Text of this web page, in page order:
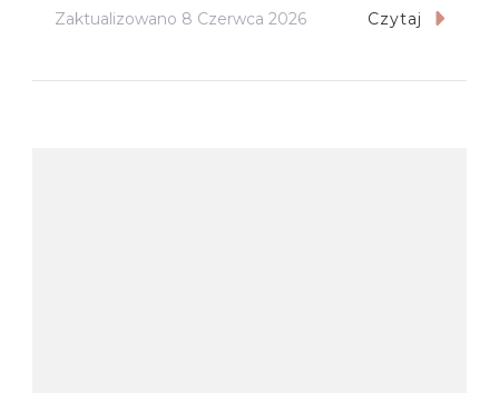
Zaktualizowano 8 Czerwca 2026 Czytaj